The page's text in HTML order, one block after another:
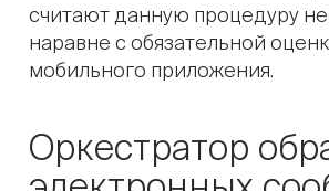
считают данную процедуру
наравне с обязательной
мобильного приложения.
Оркестратор